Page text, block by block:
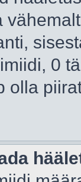
0
olla